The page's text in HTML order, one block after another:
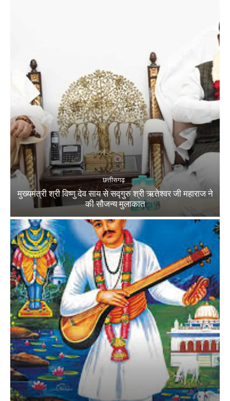
छत्तीसगढ़
मुख्यमंत्री श्री विष्णु देव साय से सद्गुरु श्री ऋतेश्वर जी महाराज ने
की सौजन्य मुलाकात